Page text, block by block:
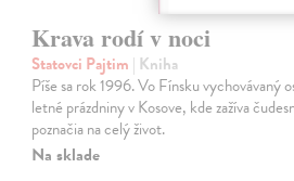
Krava rodí v noci
Statovci Pajtim | Kniha
Píše sa rok 1996. Vo Fínsku vychovávaný
letné prázdniny v Kosove, kde zažíva
poznačia na celý život.
Na sklade